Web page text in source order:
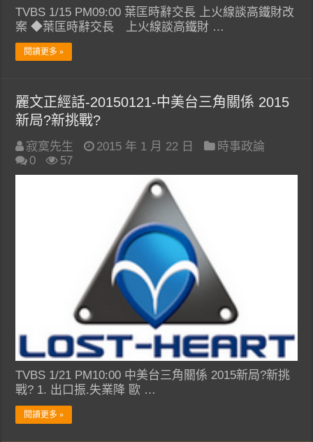
TVBS 1/15 PM09:00 葉匡時辭交長 上火線談高鐵財改
案 ◆葉匡時辭交長 上火線談高鐵財 …
閱讀更多 »
麗文正經話-20150121-中美台三角關係 2015
新局?新挑戰?
寂寞先生 2015 年 1 月 22 日
時事政論
0
57
TVBS 1/21 PM10:00 中美台三角關係 2015新局?新挑
戰? 1. 出口振.失業降 歐 …
閱讀更多 »